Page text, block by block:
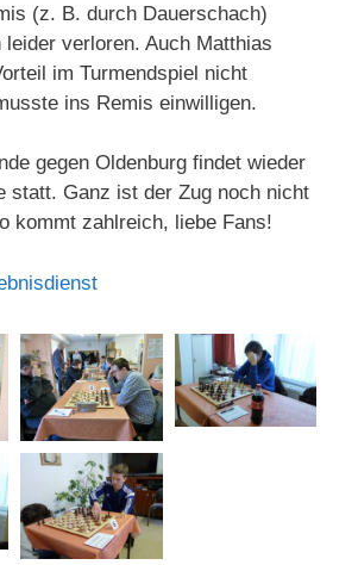
(z. B. durch Dauerschach)
leider verloren. Auch Matthias
im Turmendspiel nicht
ins Remis einwilligen.
gegen Oldenburg findet wieder
statt. Ganz ist der Zug noch nicht
kommt zahlreich, liebe Fans!